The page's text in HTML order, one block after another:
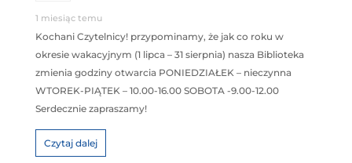
1 miesiąc temu
Kochani Czytelnicy! przypominamy, że jak co roku w
okresie wakacyjnym (1 lipca – 31 sierpnia) nasza Biblioteka
zmienia godziny otwarcia PONIEDZIAŁEK – nieczynna
WTOREK-PIĄTEK – 10.00-16.00 SOBOTA -9.00-12.00
Serdecznie zapraszamy!
Czytaj dalej